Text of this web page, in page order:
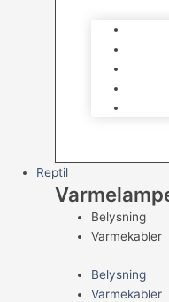
Reptil
Belysning
Varmekabler
Belysning
Varmekabler